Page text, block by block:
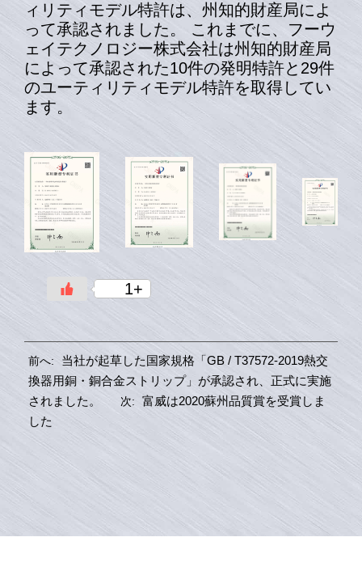
ィリティモデル特許は、州知的財産局によ
って承認されました。 これまでに、フーウ
ェイテクノロジー株式会社は州知的財産局
によって承認された10件の発明特許と29件
のユーティリティモデル特許を取得してい
ます。
1+
前へ:
当社が起草した国家規格「GB / T37572-2019熱交
換器用銅・銅合金ストリップ」が承認され、正式に実施
されました。
次:
富威は2020蘇州品質賞を受賞しま
した